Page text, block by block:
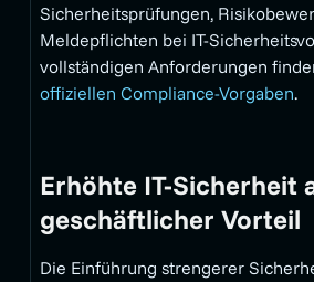
Sicherheitsprüfungen,
Meldepflichten bei IT-
vollständigen Anforderungen
offiziellen Compliance-Vorgaben.
Erhöhte IT-Sicherheit
geschäftlicher Vorteil
Die Einführung strengerer